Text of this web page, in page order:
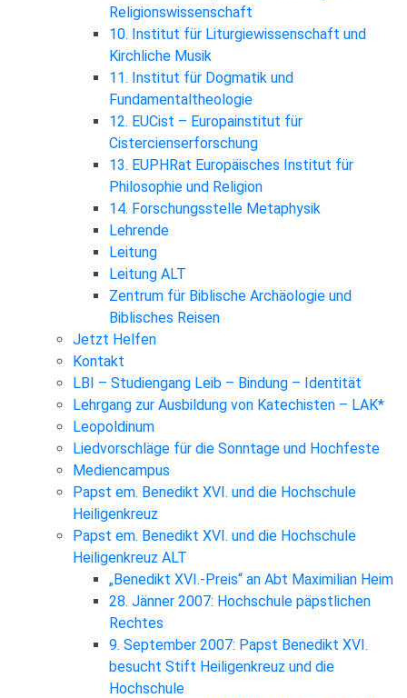
Religionswissenschaft
10. Institut für Liturgiewissenschaft und
Kirchliche Musik
11. Institut für Dogmatik und
Fundamentaltheologie
12. EUCist – Europainstitut für
Cistercienserforschung
13. EUPHRat Europäisches Institut für
Philosophie und Religion
14. Forschungsstelle Metaphysik
Lehrende
Leitung
Leitung ALT
Zentrum für Biblische Archäologie und
Biblisches Reisen
Jetzt Helfen
Kontakt
LBI – Studiengang Leib – Bindung – Identität
Lehrgang zur Ausbildung von Katechisten – LAK*
Leopoldinum
Liedvorschläge für die Sonntage und Hochfeste
Mediencampus
Papst em. Benedikt XVI. und die Hochschule
Heiligenkreuz
Papst em. Benedikt XVI. und die Hochschule
Heiligenkreuz ALT
„Benedikt XVI.-Preis“ an Abt Maximilian Heim
28. Jänner 2007: Hochschule päpstlichen
Rechtes
9. September 2007: Papst Benedikt XVI.
besucht Stift Heiligenkreuz und die
Hochschule